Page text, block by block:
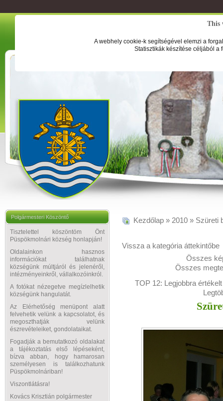
This
A webhely cookie-k segítségével elemzi a
Statisztikák készítése céljából a
Polgármesteri Köszöntő
Tisztelettel köszöntöm Önt
Püspökmolnári község honlapján!
Oldalainkon hasznos
információkat találhatnak
községünk múltjáról és jelenéről,
intézményeinkről, vállalkozóinkról.
A fotókat nézegetve megízlelhetik
községünk hangulatát.
Az Elérhetőség menüpont alatt
felvehetik velünk a kapcsolatot, és
megoszthatják velünk
észrevételeiket, gondolataikat.
Fogadják a bemutatkozó oldalakat
a tájékoztatás első lépéseként,
bízva abban, hogy hamarosan
személyesen is találkozhatunk
Püspökmolnáriban!
Viszontlátásra!
Kovács Krisztián polgármester
Kezdőlap » 2010 » Szüreti
Vissza a kategória áttekintőbe
Összes
Összes
TOP 12: Legjobbra értékelt